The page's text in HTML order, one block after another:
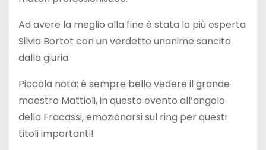
Ad avere la meglio alla fine è stata la più esperta
Silvia Bortot con un verdetto unanime sancito
dalla giuria.
Piccola nota: è sempre bello vedere il grande
maestro Mattioli, in questo evento all’angolo
della Fracassi, emozionarsi sul ring per questi
titoli importanti!